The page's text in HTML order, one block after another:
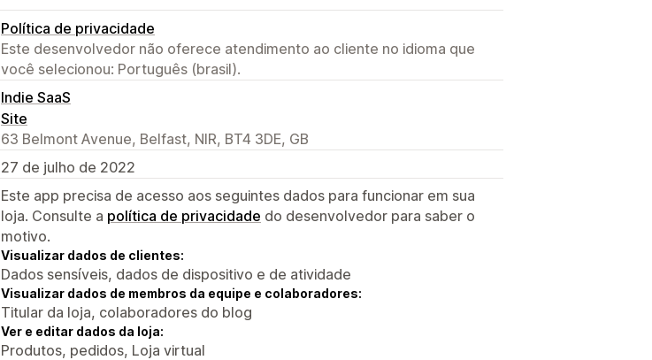
Política de privacidade
Este desenvolvedor não oferece atendimento ao cliente no idioma que
você selecionou: Português (brasil).
Indie SaaS
Site
63 Belmont Avenue, Belfast, NIR, BT4 3DE, GB
27 de julho de 2022
Este app precisa de acesso aos seguintes dados para funcionar em sua
loja. Consulte a política de privacidade do desenvolvedor para saber o
motivo.
Visualizar dados de clientes:
Dados sensíveis, dados de dispositivo e de atividade
Visualizar dados de membros da equipe e colaboradores:
Titular da loja, colaboradores do blog
Ver e editar dados da loja:
Produtos, pedidos, Loja virtual